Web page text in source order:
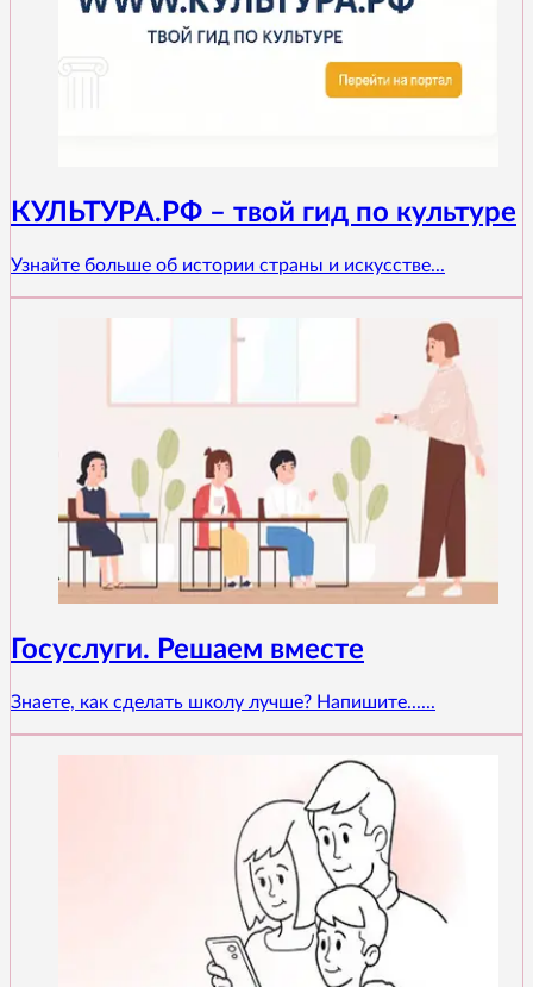
КУЛЬТУРА.РФ – твой гид по культуре
Узнайте больше об истории страны и искусстве...
Госуслуги. Решаем вместе
Знаете, как сделать школу лучше? Напишите......